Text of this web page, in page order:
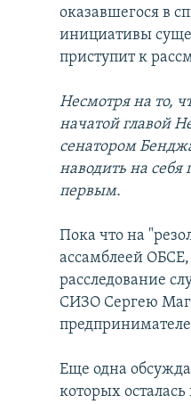
оказавшегося в
инициативы
приступит к
Несмотря на то,
начатой главой
сенатором
наводить на себя
первым.
Пока что на
ассамблеей
расследование
СИЗО Сергею
Еще одна
которых